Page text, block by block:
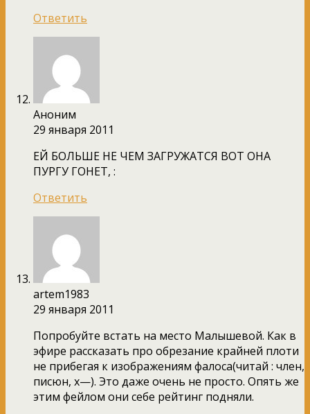
Ответить
Аноним
29 января 2011
ЕЙ БОЛЬШЕ НЕ ЧЕМ ЗАГРУЖАТСЯ ВОТ ОНА
ПУРГУ ГОНЕТ, :
Ответить
artem1983
29 января 2011
Попробуйте встать на место Малышевой. Как в
эфире рассказать про обрезание крайней плоти
не прибегая к изображениям фалоса(читай : член,
писюн, х—). Это даже очень не просто. Опять же
этим фейлом они себе рейтинг подняли.